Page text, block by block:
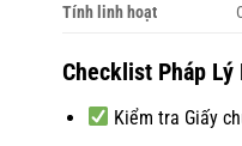
Tính linh hoạt
Checklist Pháp Lý
Kiểm tra Giấy